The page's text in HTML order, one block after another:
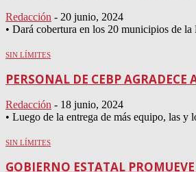
Redacción - 20 junio, 2024
• Dará cobertura en los 20 municipios de
SIN LÍMITES
PERSONAL DE CEBP
Redacción - 18 junio, 2024
• Luego de la entrega de más equipo, las
SIN LÍMITES
GOBIERNO ESTATAL